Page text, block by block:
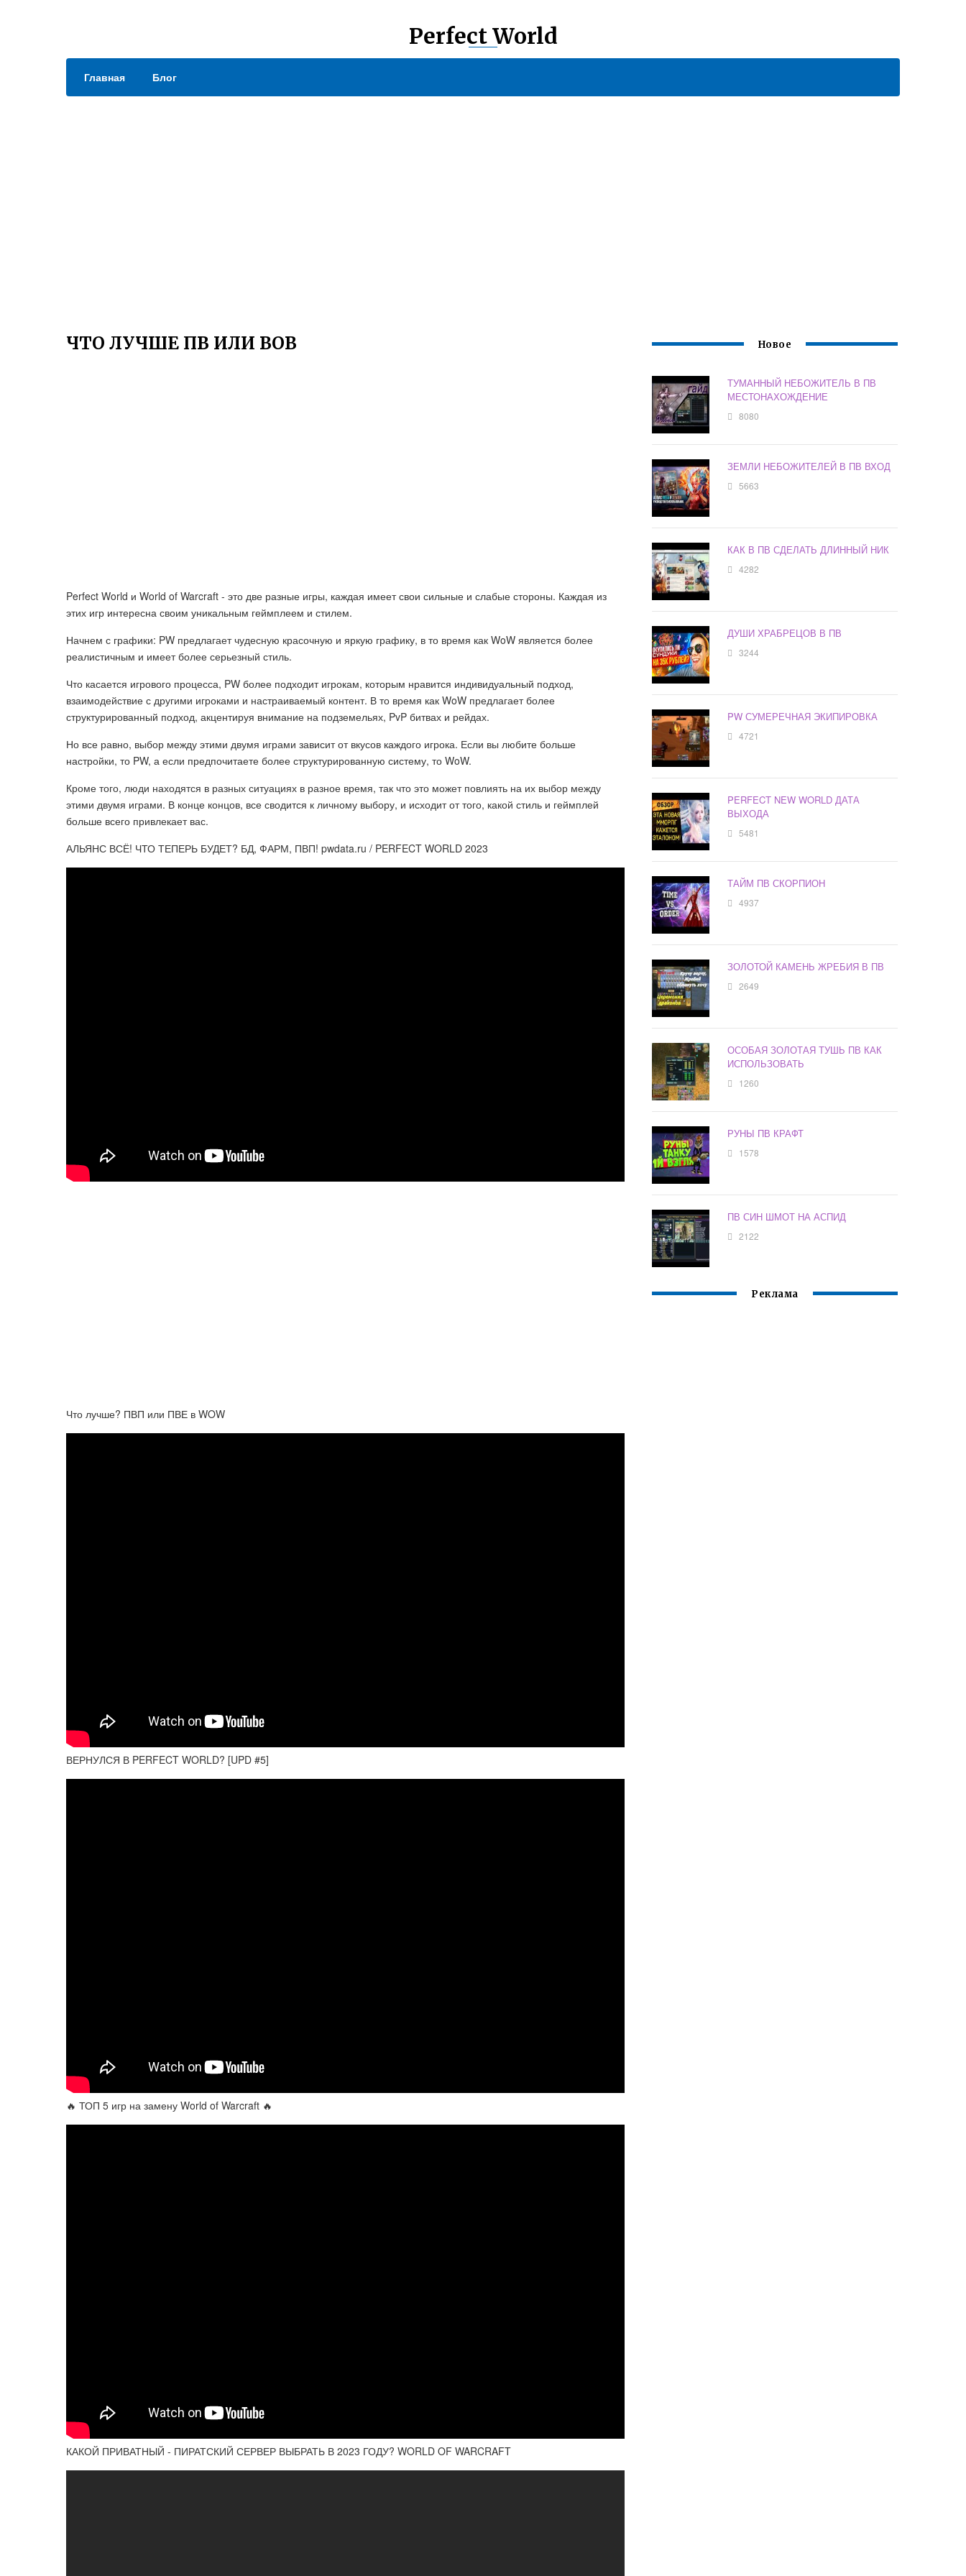
Perfect World
Главная Блог
ЧТО ЛУЧШЕ ПВ ИЛИ ВОВ
Perfect World и World of Warcraft - это две разные игры, каждая имеет свои сильные и слабые стороны. Каждая из
этих игр интересна своим уникальным геймплеем и стилем.
Начнем с графики: PW предлагает чудесную красочную и яркую графику, в то время как WoW является более
реалистичным и имеет более серьезный стиль.
Что касается игрового процесса, PW более подходит игрокам, которым нравится индивидуальный подход,
взаимодействие с другими игроками и настраиваемый контент. В то время как WoW предлагает более
структурированный подход, акцентируя внимание на подземельях, PvP битвах и рейдах.
Но все равно, выбор между этими двумя играми зависит от вкусов каждого игрока. Если вы любите больше
настройки, то PW, а если предпочитаете более структурированную систему, то WoW.
Кроме того, люди находятся в разных ситуациях в разное время, так что это может повлиять на их выбор между
этими двумя играми. В конце концов, все сводится к личному выбору, и исходит от того, какой стиль и геймплей
больше всего привлекает вас.
АЛЬЯНС ВСЁ! ЧТО ТЕПЕРЬ БУДЕТ? БД, ФАРМ, ПВП! pwdata.ru / PERFECT WORLD 2023
Что лучше? ПВП или ПВЕ в WOW
ВЕРНУЛСЯ В PERFECT WORLD? [UPD #5]
🔥 ТОП 5 игр на замену World of Warcraft 🔥
КАКОЙ ПРИВАТНЫЙ - ПИРАТСКИЙ СЕРВЕР ВЫБРАТЬ В 2023 ГОДУ? WORLD OF WARCRAFT
Новое
ТУМАННЫЙ НЕБОЖИТЕЛЬ В ПВ
МЕСТОНАХОЖДЕНИЕ
8080
ЗЕМЛИ НЕБОЖИТЕЛЕЙ В ПВ ВХОД
5663
КАК В ПВ СДЕЛАТЬ ДЛИННЫЙ НИК
4282
ДУШИ ХРАБРЕЦОВ В ПВ
3244
PW СУМЕРЕЧНАЯ ЭКИПИРОВКА
4721
PERFECT NEW WORLD ДАТА
ВЫХОДА
5481
ТАЙМ ПВ СКОРПИОН
4937
ЗОЛОТОЙ КАМЕНЬ ЖРЕБИЯ В ПВ
2649
ОСОБАЯ ЗОЛОТАЯ ТУШЬ ПВ КАК
ИСПОЛЬЗОВАТЬ
1260
РУНЫ ПВ КРАФТ
1578
ПВ СИН ШМОТ НА АСПИД
2122
Реклама